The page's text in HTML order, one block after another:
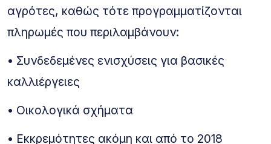
αγρότες, καθώς τότε προγραμματίζονται
πληρωμές που περιλαμβάνουν:
• Συνδεδεμένες ενισχύσεις για βασικές
καλλιέργειες
• Οικολογικά σχήματα
• Εκκρεμότητες ακόμη και από το 2018